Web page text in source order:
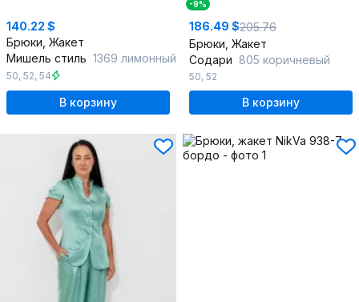
140.22 $
Брюки, Жакет
Мишель стиль 1369 лимонный
50, 52, 54
В корзину
-9%
186.49 $205.76
Брюки, Жакет
Содари 805 коричневый
50, 52
В корзину